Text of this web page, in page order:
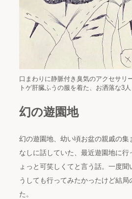
口まわりに静脈付き臭気のアクセサリ
トゲ肝臓ふうの服を着た、お洒落な3人
幻の遊園地
幻の遊園地、幼い頃お盆の親戚の集
なしに話していた、最近遊園地に行
ょっと可笑しくてと言う話。一度
うしても行ってみたかったけど結局
た。